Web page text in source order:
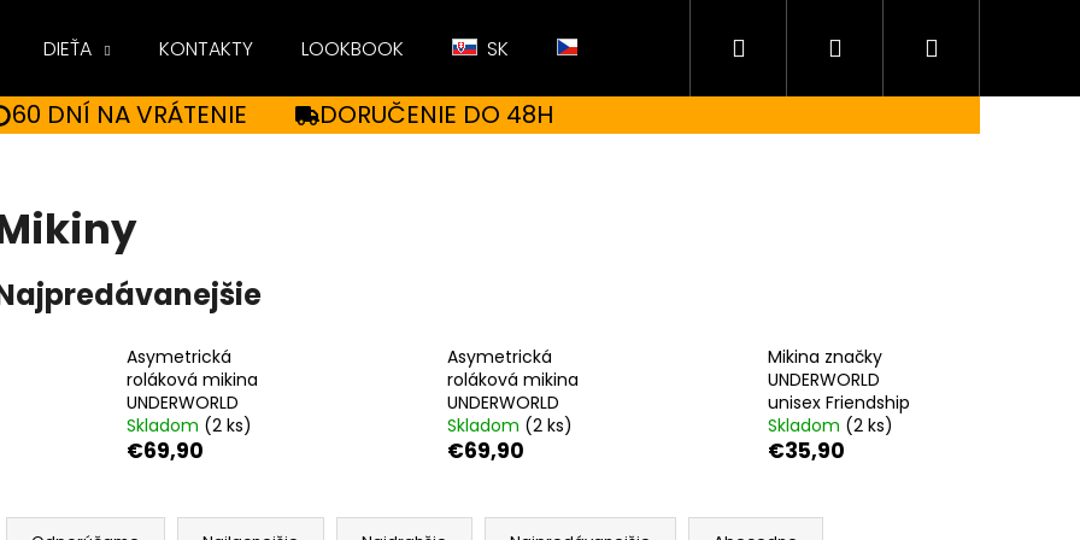
DIEŤA KONTAKTY LOOKBOOK SK Hľadať PrihlásenieNákupný
košík
60 DNÍ NA VRÁTENIE DORUČENIE DO 48H
Asymetrická
roláková mikina
UNDERWORLD
Skladom (2 ks)
€69,90
Asymetrická
roláková mikina
UNDERWORLD
Skladom (2 ks)
€69,90
Mikina značky
UNDERWORLD
unisex Friendship
Skladom (2 ks)
€35,90
R
Čo potrebujete nájsť?
DÁMSKÉ TRIČKO UNDERWORLD FOREST
DÁMSKÉ TRIČKO UNDERWORLD FOREST